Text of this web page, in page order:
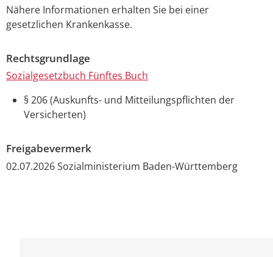
Nähere Informationen erhalten Sie bei einer
gesetzlichen Krankenkasse.
Rechtsgrundlage
Sozialgesetzbuch Fünftes Buch
§ 206 (Auskunfts- und Mitteilungspflichten der
Versicherten)
Freigabevermerk
02.07.2026 Sozialministerium Baden-Württemberg